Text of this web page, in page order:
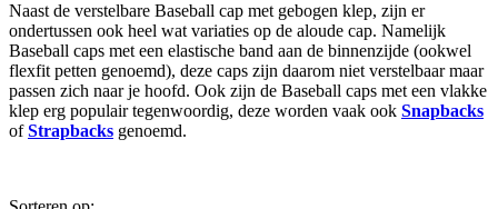
Naast de verstelbare Baseball cap met gebogen klep, zijn er
ondertussen ook heel wat variaties op de aloude cap. Namelijk
Baseball caps met een elastische band aan de binnenzijde (ookwel
flexfit petten genoemd), deze caps zijn daarom niet verstelbaar maar
passen zich naar je hoofd. Ook zijn de Baseball caps met een vlakke
klep erg populair tegenwoordig, deze worden vaak ook Snapbacks
ofStrapbacks genoemd.